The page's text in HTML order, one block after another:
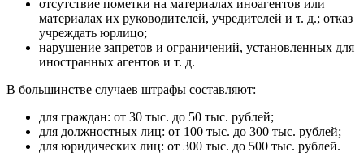
отсутствие пометки на материалах иноагентов или
материалах их руководителей, учредителей и т. д.; отказ
учреждать юрлицо;
нарушение запретов и ограничений, установленных для
иностранных агентов и т. д.
В большинстве случаев штрафы составляют:
для граждан: от 30 тыс. до 50 тыс. рублей;
для должностных лиц: от 100 тыс. до 300 тыс. рублей;
для юридических лиц: от 300 тыс. до 500 тыс. рублей.